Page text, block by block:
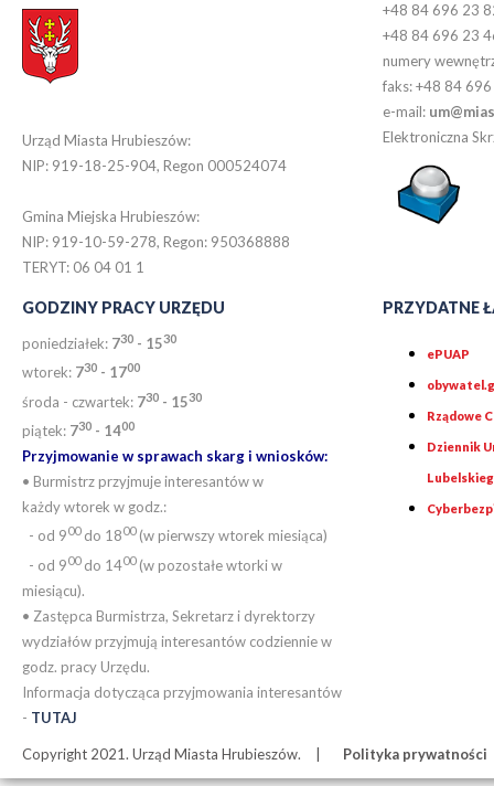
Urząd Miasta Hrubieszów:
NIP: 919-18-25-904, Regon 000524074
Gmina Miejska Hrubieszów:
NIP: 919-10-59-278, Regon: 950368888
TERYT: 06 04 01 1
+48 84 696 23
+48 84 696 23
numery
faks: +48 84
e-mail:
Elektroniczna
GODZINY PRACY URZĘDU
poniedziałek: 730 - 1530
wtorek: 730 - 1700
środa - czwartek: 730 - 1530
piątek: 730 - 1400
Przyjmowanie w sprawach skarg i wniosków:
• Burmistrz przyjmuje interesantów w
każdy wtorek w godz.:
- od 900do 1800(w pierwszy wtorek miesiąca)
- od 900do 1400(w pozostałe wtorki w
miesiącu).
• Zastępca Burmistrza, Sekretarz i dyrektorzy
wydziałów przyjmują interesantów codziennie w
godz. pracy Urzędu.
Informacja dotycząca przyjmowania interesantów
- TUTAJ
PRZYDATNE
ePUAP
Rządowe
Dziennik
Copyright 2021. Urząd Miasta Hrubieszów. Polityka prywatności